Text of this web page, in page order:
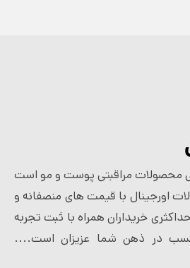
محصولات مراقبتی پوست و مو است
اورجینال با قیمت های منصفانه و
خریداران همراه با ثبت تجربه
در ذهن شما عزیزان است....